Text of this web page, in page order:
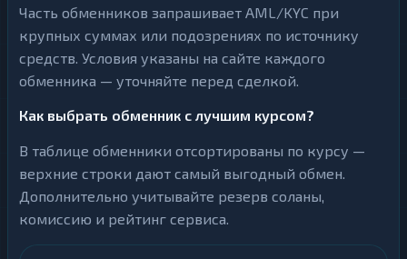
Часть обменников запрашивает AML/KYC при
крупных суммах или подозрениях по источнику
средств. Условия указаны на сайте каждого
обменника — уточняйте перед сделкой.
Как выбрать обменник с лучшим курсом?
В таблице обменники отсортированы по курсу —
верхние строки дают самый выгодный обмен.
Дополнительно учитывайте резерв соланы,
комиссию и рейтинг сервиса.